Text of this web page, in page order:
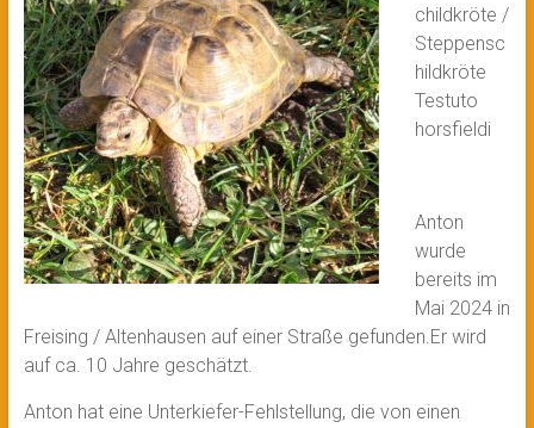
childkröte /
Steppensc
hildkröte
Testuto
horsfieldi
Anton
wurde
bereits im
Mai 2024 in
Freising / Altenhausen auf einer Straße gefunden.Er wird
auf ca. 10 Jahre geschätzt.
Anton hat eine Unterkiefer-Fehlstellung, die von einen